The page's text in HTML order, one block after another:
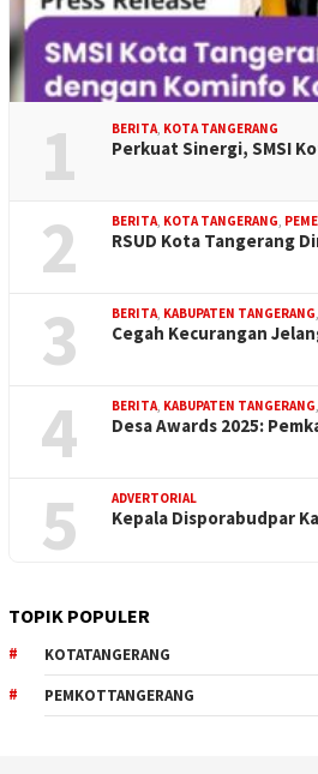
1 BERITA, KOTA TANGERANG
Perkuat Sinergi, SMSI
2 BERITA, KOTA TANGERANG,
RSUD Kota Tangerang
3 BERITA, KABUPATEN TANGERANG,
Cegah Kecurangan
4 BERITA, KABUPATEN TANGERANG,
Desa Awards 2025:
5 ADVERTORIAL
Kepala Disporabudpar
TOPIK POPULER
KOTATANGERANG
PEMKOTTANGERANG